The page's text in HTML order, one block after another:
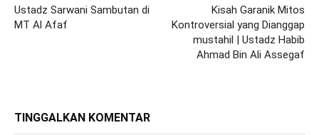
Ustadz Sarwani Sambutan di
MT Al Afaf
Kisah Garanik Mitos
Kontroversial yang Dianggap
mustahil | Ustadz Habib
Ahmad Bin Ali Assegaf
TINGGALKAN KOMENTAR